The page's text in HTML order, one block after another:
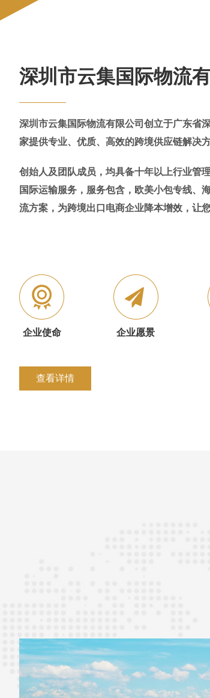
深圳市云集国际物流
深圳市云集国际物流有限公司 创立于广东省
家提供专业、优质、高效的跨境供应链解决
创始人及团队成员，均具备十年以上行业管
国际运输服务，服务包含，欧美小包专线、
流方案，为跨境出口电商企业降本增效，让
企业使命 企业愿景
查看详情